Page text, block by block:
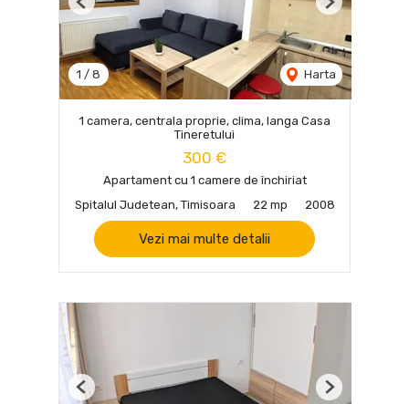
1 / 8 Harta
Previous Next
1 camera, centrala proprie, clima, langa Casa
Tineretului
300 €
Apartament cu 1 camere de închiriat
Spitalul Judetean, Timisoara
22 mp 2008
Vezi mai multe detalii
Previous Next